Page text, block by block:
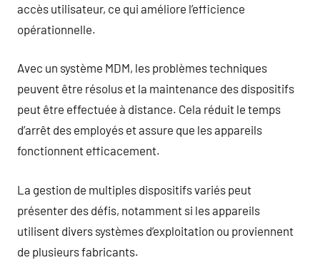
accès utilisateur, ce qui améliore l’efficience
opérationnelle.
Avec un système MDM, les problèmes techniques
peuvent être résolus et la maintenance des dispositifs
peut être effectuée à distance. Cela réduit le temps
d’arrêt des employés et assure que les appareils
fonctionnent efficacement.
La gestion de multiples dispositifs variés peut
présenter des défis, notamment si les appareils
utilisent divers systèmes d’exploitation ou proviennent
de plusieurs fabricants.